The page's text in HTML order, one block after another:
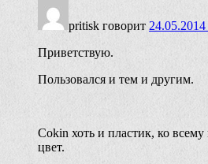
pritisk говорит
Приветствую.
Пользовался и тем и другим.
Cokin хоть и пластик, ко
цвет.